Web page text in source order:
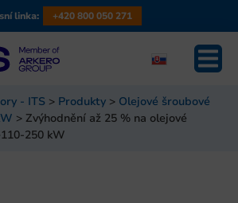
linka: +420 800 050 271
- ITS > Produkty > Olejové šroubové
> Zvýhodnění až 25 % na olejové
250 kW